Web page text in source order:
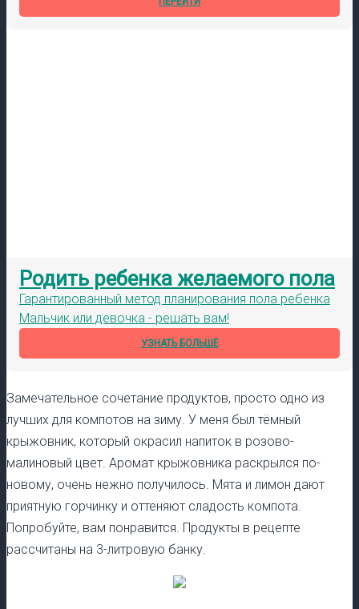
Родить ребенка желаемого пола
Гарантированный метод планирования пола ребенка
Мальчик или девочка - решать вам!
УЗНАТЬ БОЛЬШЕ
Замечательное сочетание продуктов, просто одно из
лучших для компотов на зиму. У меня был тёмный
крыжовник, который окрасил напиток в розово-
малиновый цвет. Аромат крыжовника раскрылся по-
новому, очень нежно получилось. Мята и лимон дают
приятную горчинку и оттеняют сладость компота.
Попробуйте, вам понравится. Продукты в рецепте
рассчитаны на 3-литровую банку.